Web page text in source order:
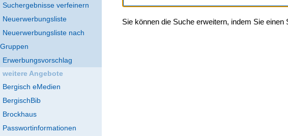
Suchergebnisse verfeinern
Neuerwerbungsliste
Neuerwerbungsliste nach
Gruppen
Erwerbungsvorschlag
weitere Angebote
Bergisch eMedien
BergischBib
Brockhaus
Passwortinformationen
Sie können die Suche erweitern, indem Sie